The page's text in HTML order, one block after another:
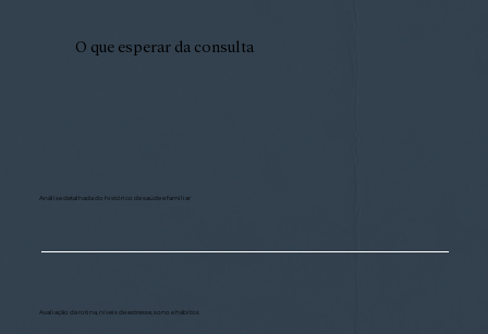
O que esperar da consulta
Análise detalhada do histórico de saúde e familiar
Avaliação da rotina, níveis de estresse, sono e hábitos